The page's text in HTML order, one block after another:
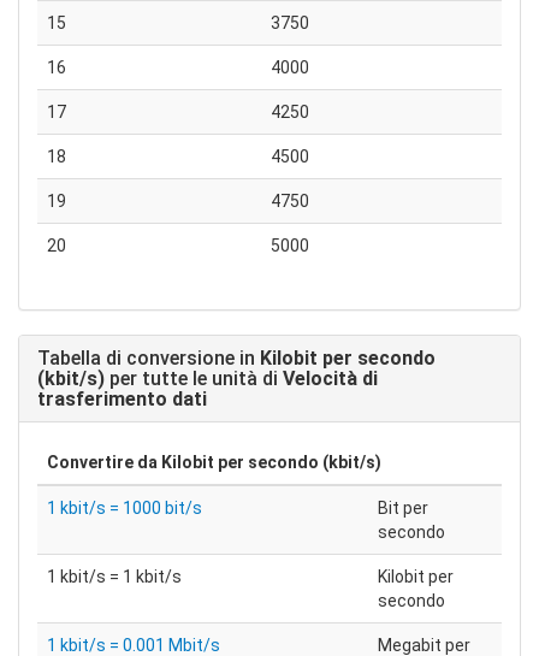
15 3750
16 4000
17 4250
18 4500
19 4750
20 5000
Tabella di conversione in Kilobit per secondo
(kbit/s) per tutte le unità di Velocità di
trasferimento dati
Convertire da Kilobit per secondo (kbit/s)
1 kbit/s = 1000 bit/s
Bit per
secondo
1 kbit/s = 1 kbit/s
Kilobit per
secondo
1 kbit/s = 0.001 Mbit/s
Megabit per